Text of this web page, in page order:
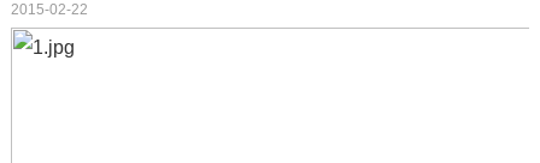
2015-02-22